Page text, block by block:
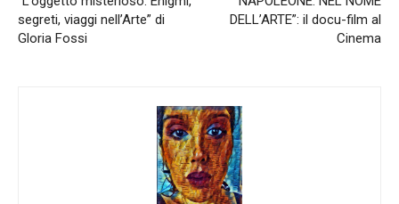
segreti, viaggi nell’Arte” di
Gloria Fossi
DELL’ARTE”: il docu-film al
Cinema